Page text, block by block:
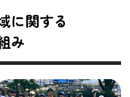
に関する
み